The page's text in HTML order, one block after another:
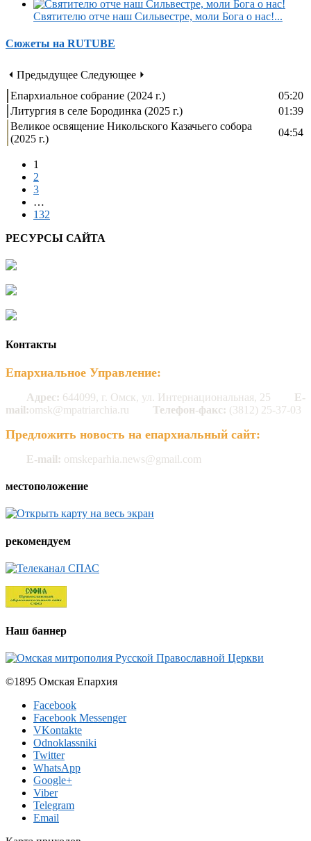
Святителю отче наш Сильвестре, моли Бога о нас!...
Сюжеты на RUTUBE
⏴ Предыдущее Следующее ⏵
Епархиальное собрание (2024 г.)
05:20
Литургия в селе Бородинка (2025 г.)
01:39
Великое освящение Никольского Казачьего собора
(2025 г.)
04:54
1
2
3
…
132
РЕСУРСЫ САЙТА
Контакты
Епархиальное Управление:
Адрес: 644099, г. Омск, ул. Интернациональная, 25
E-
mail:omsk@mpatriarchia.ru Телефон-факс: (3812) 25-37-03
Предложить новость на епархиальный сайт:
E-mail: omskeparhia.news@gmail.com
местоположение
рекомендуем
Наш баннер
©1895 Омская Епархия
Facebook
Facebook Messenger
VKontakte
Odnoklassniki
Twitter
WhatsApp
Google+
Viber
Telegram
Email